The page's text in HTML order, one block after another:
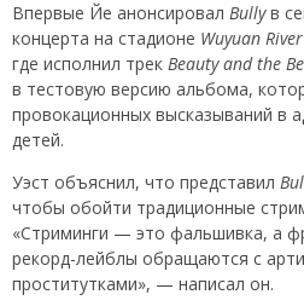
Впервые Йе анонсировал Bullyв
концерта на стадионе Wuyuan
где исполнил трек Beauty and the
в тестовую версию альбома,
провокационных высказываний в
детей.
Уэст объяснил, что представил
чтобы обойти традиционные
«Стриминги — это фальшивка, а
рекорд-лейблы обращаются с
проститутками», — написал он.